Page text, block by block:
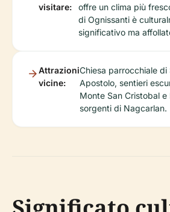
visitare:
offre un clima più
di Ognissanti è
significativo ma
Attrazioni
vicine:
Chiesa parrocchiale di
Apostolo, sentieri
Monte San Cristobal e
sorgenti di Nagcarlan.